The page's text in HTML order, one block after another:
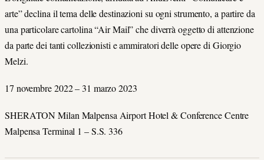
arte” declina il tema delle destinazioni su ogni strumento, a partire da
una particolare cartolina “Air Mail” che diverrà oggetto di attenzione
da parte dei tanti collezionisti e ammiratori delle opere di Giorgio
Melzi.
17 novembre 2022 – 31 marzo 2023
SHERATON Milan Malpensa Airport Hotel & Conference Centre
Malpensa Terminal 1 – S.S. 336